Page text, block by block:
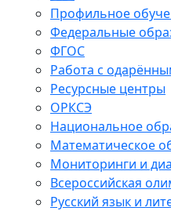
Профильное
Федеральные
ФГОС
Работа с
Ресурсные центры
ОРКСЭ
Национальное
Математическое
Мониторинги и
Всероссийская
Русский язык и